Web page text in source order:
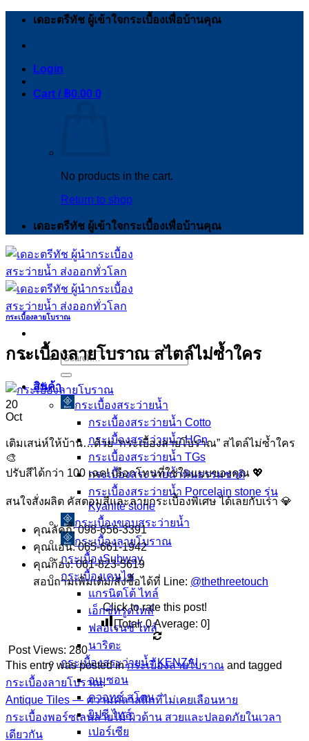
Skip
เดอะตรีทัช ผู้เข้าใจกระเบื้องเพื่อบ้านคุณ
Login
Cart / ฿0.00 0
No products in the cart.
Return to shop
เดอะตรีทัช ผู้เข้าใจกระเบื้องเพื่อบ้านคุณ
Search
for:
สินค้า
กระเบื้องสระว่ายนํ้า
กระเบื้องสระว่ายน้ำ Cotto
กระเบื้องสระว่ายน้ำ HGn
กระเบื้องสระว่ายน้ำ TGs
กระเบื้องสระว่ายน้ำหินธรรมชาติ
กระเบื้องสระว่ายนํ้า Porcelain stone รุ่น
Kyanite stone
กระเบื้องขอบสระว่ายน้ำ
กระเบื้องลายโบราณ
กระเบื้องSubway
กระเบื้องเคนไซ
แกรนิตโต้ ไทล์
เอ็กซ์ทรูดไทล์
ฟลอเรนซ์ ไทล์
นาริตะ
กระเบื้องสระว่ายน้ำ KENZAI
อเมซอน
ควอทซ์ สโตน
ยิปซี ไทล์
เปอร์เซีย
กระเบื้องลายโบราณ
กระเบื้องลายโบราณ สไตล์ไม่ซ้ำใคร
20
Oct
เติมเสน่ห์ให้บ้าน…ด้วย “กระเบื้องลายโบราณ” สไตล์ไม่ซ้ำใคร
🎨
ปรับสีได้กว่า 100 เฉด! เลือกโทนที่ใช่ในแบบของคุณ 💖
สนใจสั่งผลิต คัสตอมสีและลายกระเบื้องพิเศษ ได้เลยกับเรา 💎
คุณลัคกี้: 098-656-3391
คุณแอน: 065-661-1942
คุณก้อง: 061-823-5619
สอบถามเพิ่มเติม/สั่งซื้อได้ที่ Line: @thethreetouch
Click to rate this post!
[Total:0Average: 0]
Post Views: 280
This entry was posted inกระเบื้องลายโบราณ and tagged
กระเบื้องลายโบราณ.
Antique Tiles — ความคลาสสิกที่ไม่เคยเลือนหาย
กระเบื้องพอร์ซเลนลายไม้ ผิวด้าน สวยและปลอดภัยในเวลา
เดียวกัน